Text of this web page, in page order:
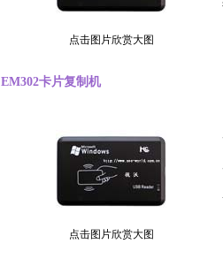
点击图片欣赏大图
EM302卡片复制机
点击图片欣赏大图